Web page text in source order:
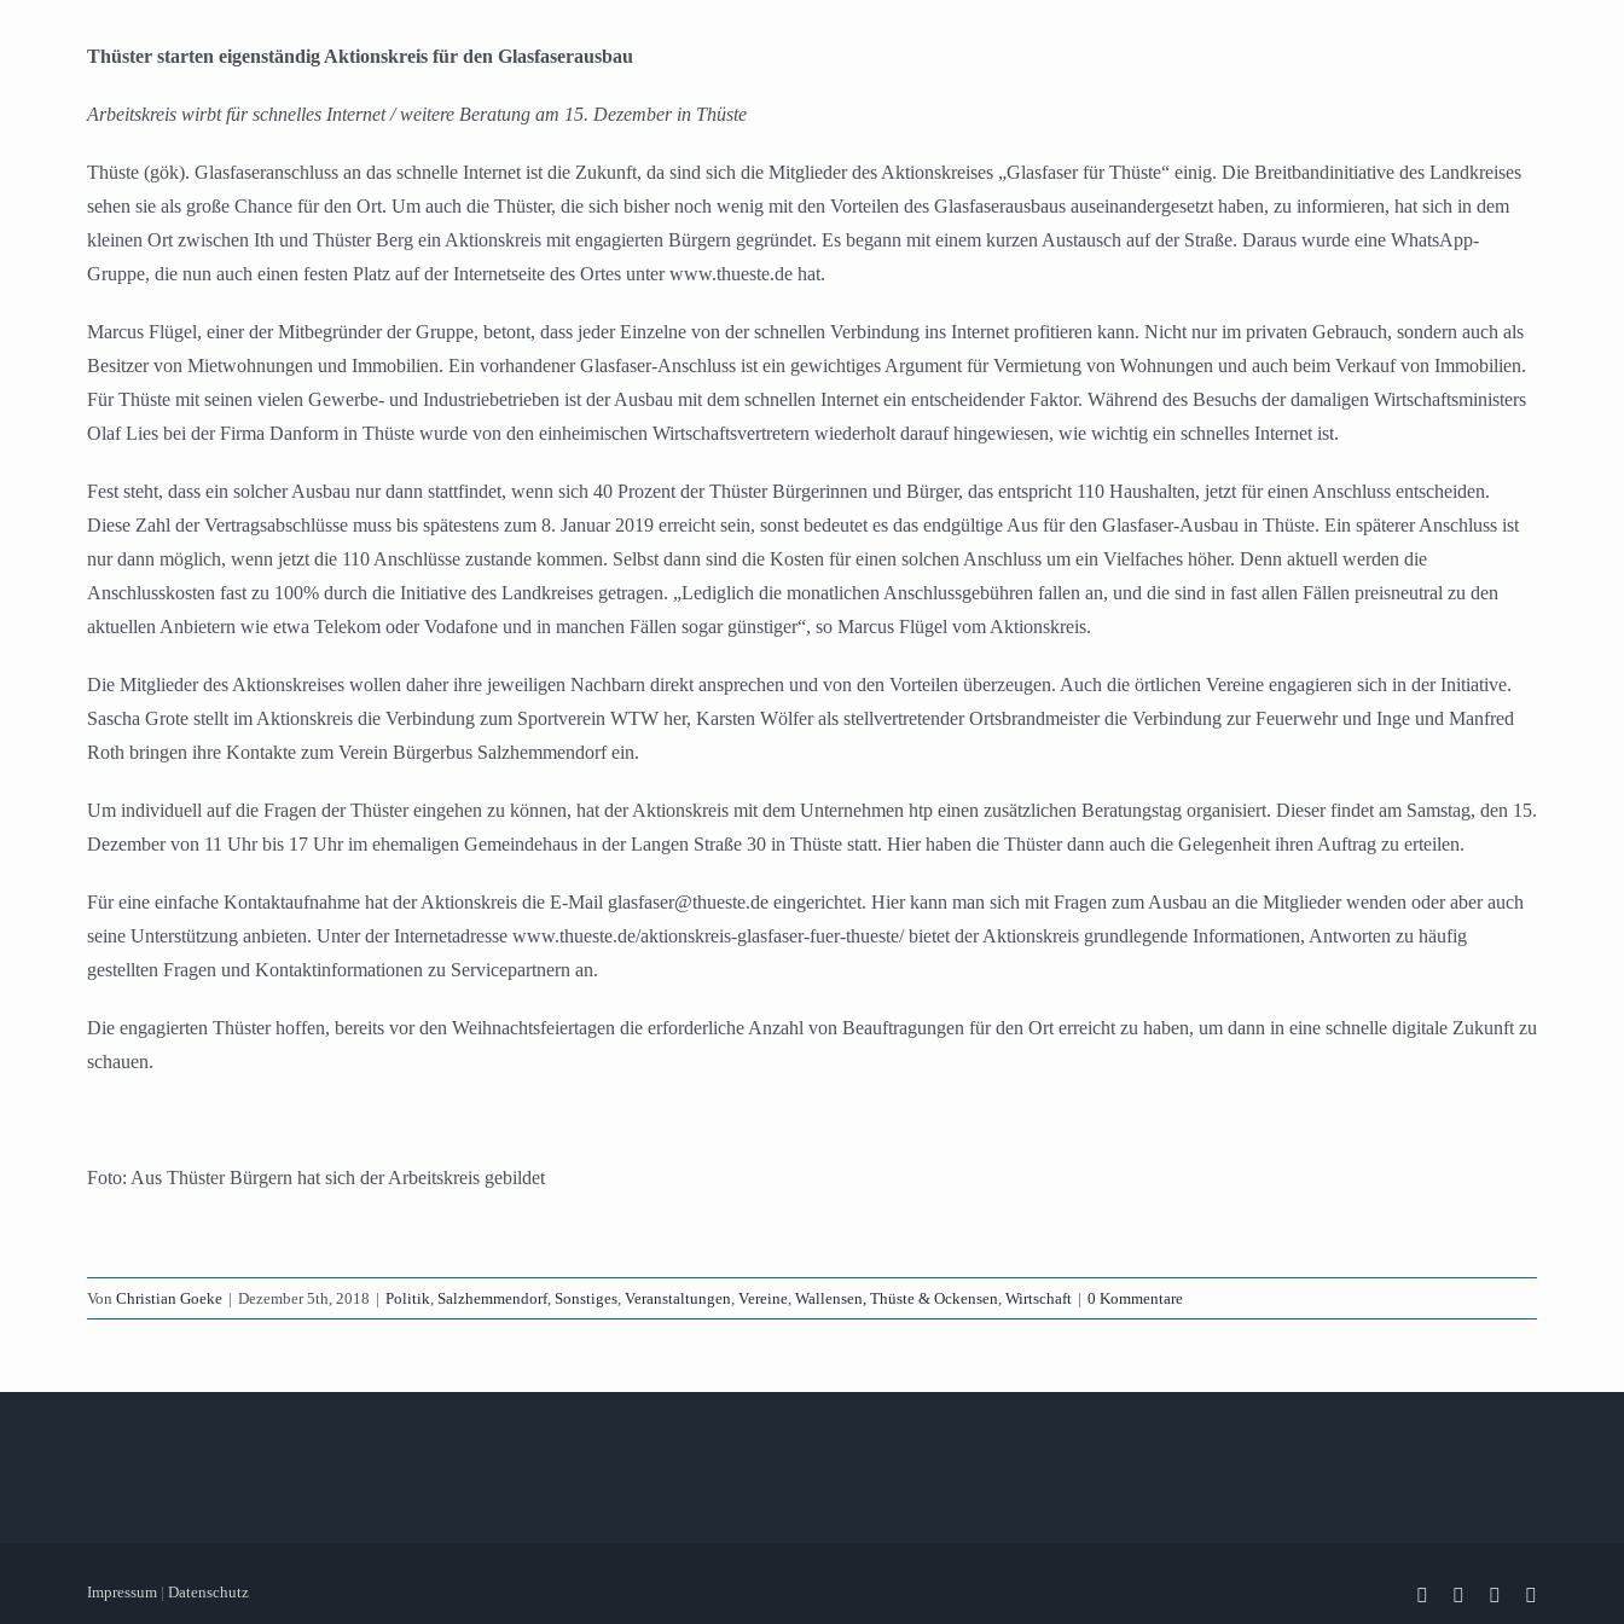
Thüster starten eigenständig Aktionskreis für den Glasfaserausbau
Arbeitskreis wirbt für schnelles Internet / weitere Beratung am 15. Dezember in Thüste
Thüste (gök). Glasfaseranschluss an das schnelle Internet ist die Zukunft, da sind sich die Mitglieder des Aktionskreises „Glasfaser für Thüste“ einig. Die Breitbandinitiative des Landkreises
sehen sie als große Chance für den Ort. Um auch die Thüster, die sich bisher noch wenig mit den Vorteilen des Glasfaserausbaus auseinandergesetzt haben, zu informieren, hat sich in dem
kleinen Ort zwischen Ith und Thüster Berg ein Aktionskreis mit engagierten Bürgern gegründet. Es begann mit einem kurzen Austausch auf der Straße. Daraus wurde eine WhatsApp-
Gruppe, die nun auch einen festen Platz auf der Internetseite des Ortes unter www.thueste.de hat.
Marcus Flügel, einer der Mitbegründer der Gruppe, betont, dass jeder Einzelne von der schnellen Verbindung ins Internet profitieren kann. Nicht nur im privaten Gebrauch, sondern auch als
Besitzer von Mietwohnungen und Immobilien. Ein vorhandener Glasfaser-Anschluss ist ein gewichtiges Argument für Vermietung von Wohnungen und auch beim Verkauf von Immobilien.
Für Thüste mit seinen vielen Gewerbe- und Industriebetrieben ist der Ausbau mit dem schnellen Internet ein entscheidender Faktor. Während des Besuchs der damaligen Wirtschaftsministers
Olaf Lies bei der Firma Danform in Thüste wurde von den einheimischen Wirtschaftsvertretern wiederholt darauf hingewiesen, wie wichtig ein schnelles Internet ist.
Fest steht, dass ein solcher Ausbau nur dann stattfindet, wenn sich 40 Prozent der Thüster Bürgerinnen und Bürger, das entspricht 110 Haushalten, jetzt für einen Anschluss entscheiden.
Diese Zahl der Vertragsabschlüsse muss bis spätestens zum 8. Januar 2019 erreicht sein, sonst bedeutet es das endgültige Aus für den Glasfaser-Ausbau in Thüste. Ein späterer Anschluss ist
nur dann möglich, wenn jetzt die 110 Anschlüsse zustande kommen. Selbst dann sind die Kosten für einen solchen Anschluss um ein Vielfaches höher. Denn aktuell werden die
Anschlusskosten fast zu 100% durch die Initiative des Landkreises getragen. „Lediglich die monatlichen Anschlussgebühren fallen an, und die sind in fast allen Fällen preisneutral zu den
aktuellen Anbietern wie etwa Telekom oder Vodafone und in manchen Fällen sogar günstiger“, so Marcus Flügel vom Aktionskreis.
Die Mitglieder des Aktionskreises wollen daher ihre jeweiligen Nachbarn direkt ansprechen und von den Vorteilen überzeugen. Auch die örtlichen Vereine engagieren sich in der Initiative.
Sascha Grote stellt im Aktionskreis die Verbindung zum Sportverein WTW her, Karsten Wölfer als stellvertretender Ortsbrandmeister die Verbindung zur Feuerwehr und Inge und Manfred
Roth bringen ihre Kontakte zum Verein Bürgerbus Salzhemmendorf ein.
Um individuell auf die Fragen der Thüster eingehen zu können, hat der Aktionskreis mit dem Unternehmen htp einen zusätzlichen Beratungstag organisiert. Dieser findet am Samstag, den 15.
Dezember von 11 Uhr bis 17 Uhr im ehemaligen Gemeindehaus in der Langen Straße 30 in Thüste statt. Hier haben die Thüster dann auch die Gelegenheit ihren Auftrag zu erteilen.
Für eine einfache Kontaktaufnahme hat der Aktionskreis die E-Mail glasfaser@thueste.de eingerichtet. Hier kann man sich mit Fragen zum Ausbau an die Mitglieder wenden oder aber auch
seine Unterstützung anbieten. Unter der Internetadresse www.thueste.de/aktionskreis-glasfaser-fuer-thueste/ bietet der Aktionskreis grundlegende Informationen, Antworten zu häufig
gestellten Fragen und Kontaktinformationen zu Servicepartnern an.
Die engagierten Thüster hoffen, bereits vor den Weihnachtsfeiertagen die erforderliche Anzahl von Beauftragungen für den Ort erreicht zu haben, um dann in eine schnelle digitale Zukunft zu
schauen.
Foto: Aus Thüster Bürgern hat sich der Arbeitskreis gebildet
Von Christian Goeke | Dezember 5th, 2018 | Politik, Salzhemmendorf, Sonstiges, Veranstaltungen, Vereine, Wallensen, Thüste & Ockensen, Wirtschaft | 0 Kommentare
Impressum | Datenschutz Facebook Instagram